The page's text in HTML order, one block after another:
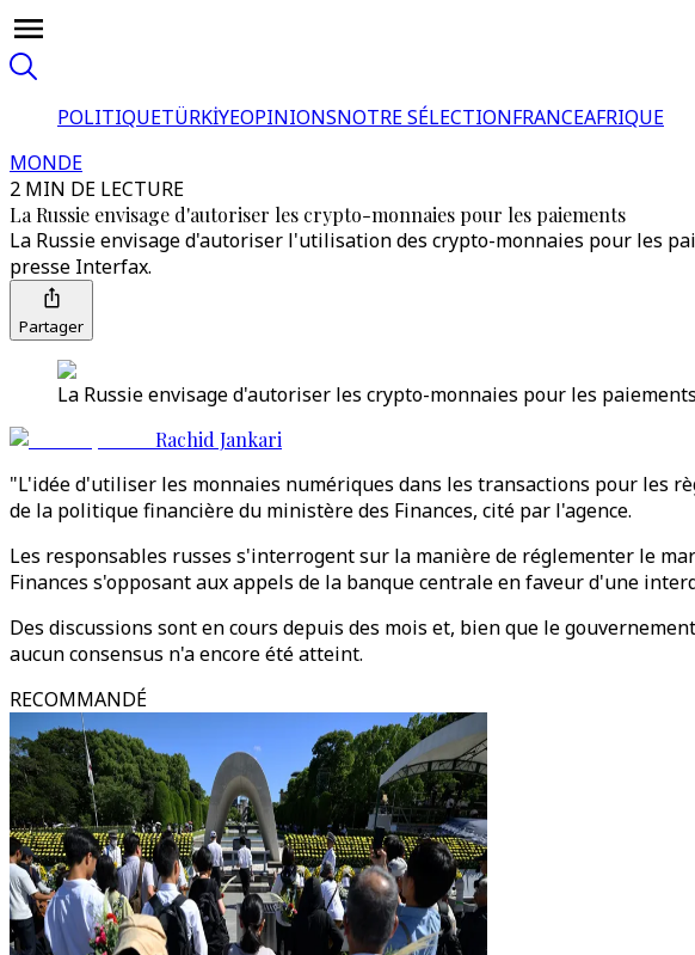
POLITIQUETÜRKİYEOPINIONSNOTRE SÉLECTIONFRANCEAFRIQUE
MONDE
2 MIN DE LECTURE
La Russie envisage d'autoriser les crypto-monnaies pour les paiements
La Russie envisage d'autoriser l'utilisation des crypto-monnaies pour les
presse Interfax.
Partager
La Russie envisage d'autoriser les crypto-monnaies pour les
Rachid Jankari
"L'idée d'utiliser les monnaies numériques dans les transactions pour les
de la politique financière du ministère des Finances, cité par l'agence.
Les responsables russes s'interrogent sur la manière de réglementer le
Finances s'opposant aux appels de la banque centrale en faveur d'une
Des discussions sont en cours depuis des mois et, bien que le
aucun consensus n'a encore été atteint.
RECOMMANDÉ